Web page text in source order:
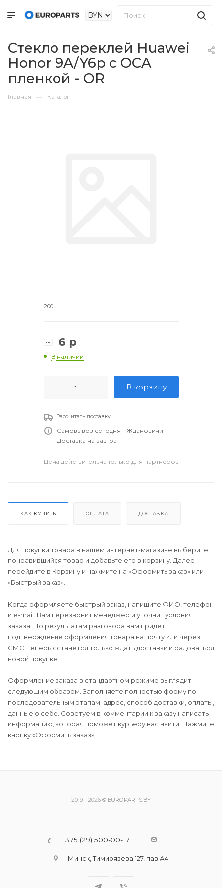
Стекло переклей Huawei
Honor 9A/Y6p с OCA
пленкой - OR
Главная — Каталог
200
6 р
В наличии
В корзину
Рассчитать доставку
Самовывоз сегодня - Ждановичи
Доставка на завтра
Цена действительна только для партнеров
КАК КУПИТЬ ОПЛАТА ДОСТАВКА
Для покупки товара в нашем интернет-магазине выберите
понравившийся товар и добавьте его в корзину. Далее
перейдите в Корзину и нажмите на «Оформить заказ» или
«Быстрый заказ».
Когда оформляете быстрый заказ, напишите ФИО, телефон
и e-mail. Вам перезвонит менеджер и уточнит условия
заказа. По результатам разговора вам придет
подтверждение оформления товара на почту или через
СМС. Теперь останется только ждать доставки и радоваться
новой покупке.
Оформление заказа в стандартном режиме выглядит
следующим образом. Заполняете полностью форму по
последовательным этапам: адрес, способ доставки, оплаты,
данные о себе. Советуем в комментарии к заказу написать
информацию, которая поможет курьеру вас найти. Нажмите
кнопку «Оформить заказ».
2019 - 2026 © EUROPARTS.BY
+375 (29) 500-00-17
Минск, Тимирязева 127, пав А4